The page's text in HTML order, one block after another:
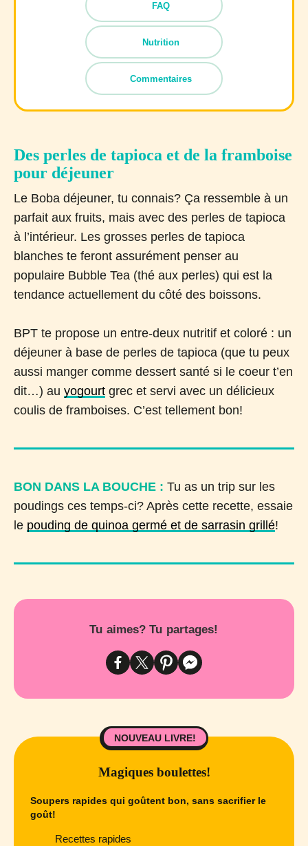
FAQ
Nutrition
Commentaires
Des perles de tapioca et de la framboise
pour déjeuner
Le Boba déjeuner, tu connais? Ça ressemble à un
parfait aux fruits, mais avec des perles de tapioca
à l’intérieur. Les grosses perles de tapioca
blanches te feront assurément penser au
populaire Bubble Tea (thé aux perles) qui est la
tendance actuellement du côté des boissons.
BPT te propose un entre-deux nutritif et coloré : un
déjeuner à base de perles de tapioca (que tu peux
aussi manger comme dessert santé si le coeur t’en
dit…) au yogourt grec et servi avec un délicieux
coulis de framboises. C’est tellement bon!
BON DANS LA BOUCHE : Tu as un trip sur les
poudings ces temps-ci? Après cette recette, essaie
le pouding de quinoa germé et de sarrasin grillé!
Tu aimes? Tu partages!
NOUVEAU LIVRE!
Magiques boulettes!
Soupers rapides qui goûtent bon, sans sacrifier le
goût!
Recettes rapides